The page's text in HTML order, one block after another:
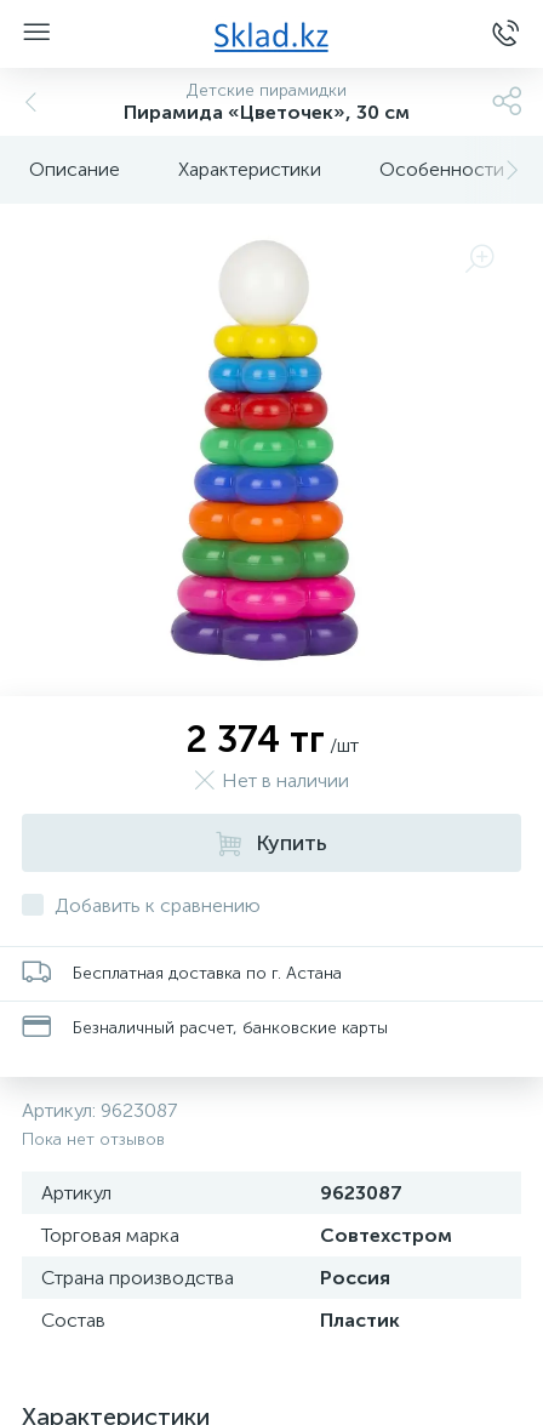
Детские пирамидки
Пирамида «Цветочек», 30 см
Описание Характеристики Особенности
2 374 тг /шт
Нет в наличии
Купить
Добавить к сравнению
Бесплатная доставка по г. Астана
Безналичный расчет, банковские карты
Артикул: 9623087
Пока нет отзывов
Артикул
9623087
Торговая марка
Совтехстром
Страна производства
Россия
Состав
Пластик
Характеристики